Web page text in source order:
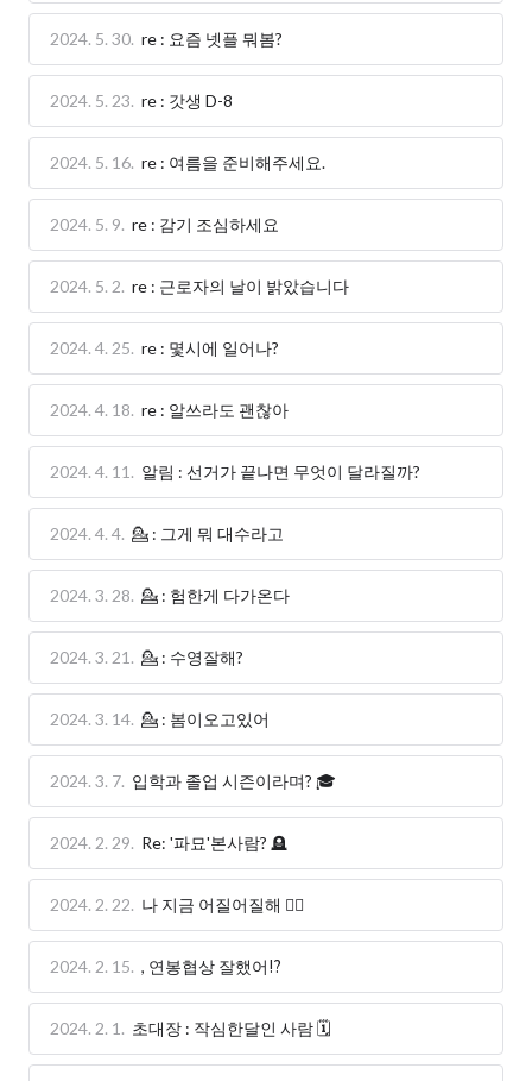
2024. 5. 30. re : 요즘 넷플 뭐봄?
2024. 5. 23. re : 갓생 D-8
2024. 5. 16. re : 여름을 준비해주세요.
2024. 5. 9. re : 감기 조심하세요
2024. 5. 2. re : 근로자의 날이 밝았습니다
2024. 4. 25. re : 몇시에 일어나?
2024. 4. 18. re : 알쓰라도 괜찮아
2024. 4. 11. 알림 : 선거가 끝나면 무엇이 달라질까?
2024. 4. 4. 💁 : 그게 뭐 대수라고
2024. 3. 28. 💁 : 험한게 다가온다
2024. 3. 21. 💁 : 수영잘해?
2024. 3. 14. 💁 : 봄이오고있어
2024. 3. 7. 입학과 졸업 시즌이라며? 🎓
2024. 2. 29. Re: '파묘'본사람? 🪦
2024. 2. 22. 나 지금 어질어질해 😵‍💫
2024. 2. 15. , 연봉협상 잘했어⁉️
2024. 2. 1. 초대장 : 작심한달인 사람 🗓️